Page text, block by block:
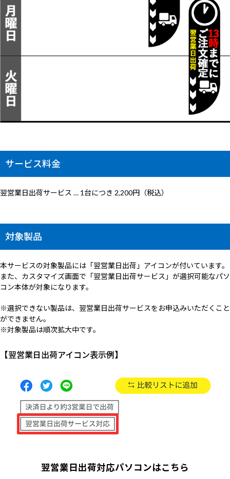
サービス料金
翌営業日出荷サービス … 1台につき 2,200円（税込）
対象製品
本サービスの対象製品には「翌営業日出荷」アイコンが付いています。
また、カスタマイズ画面で「翌営業日出荷サービス」が選択可能なパソ
コン本体が対象になります。
※選択できない製品は、翌営業日出荷サービスをお申込みいただくこと
ができません。
※対象製品は順次拡大中です。
【翌営業日出荷アイコン表示例】
翌営業日出荷対応パソコンはこちら